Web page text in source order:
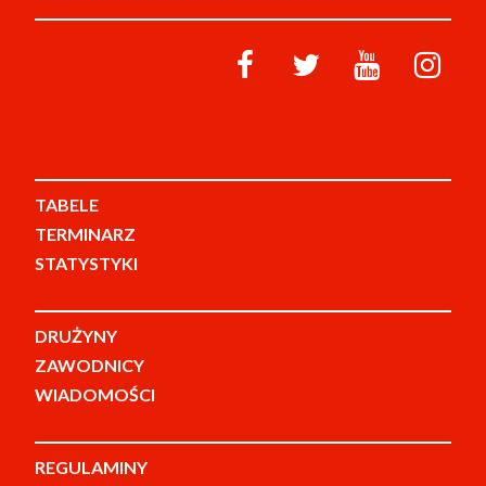
TABELE
TERMINARZ
STATYSTYKI
DRUŻYNY
ZAWODNICY
WIADOMOŚCI
REGULAMINY